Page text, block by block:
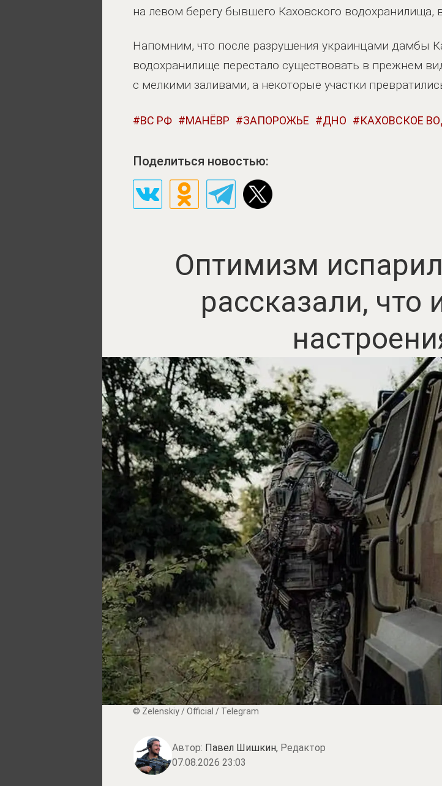
на левом берегу бывшего Каховского
Напомним, что после разрушения украинцами дамбы
водохранилище перестало существовать в прежнем
с мелкими заливами, а некоторые участки
ВС РФ МАНЁВР ЗАПОРОЖЬЕ ДНО КАХОВСКОЕ
Поделиться новостью:
Оптимизм
рассказали, что
© Zеlеnskiу / Оfficiаl / Telegram
Автор: Павел Шишкин, Редактор
07.08.2026 23:03